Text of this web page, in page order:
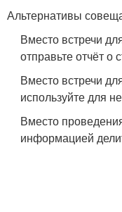
Альтернативы
Вместо встречи
отправьте отчёт о
Вместо встречи
используйте для
Вместо
информацией